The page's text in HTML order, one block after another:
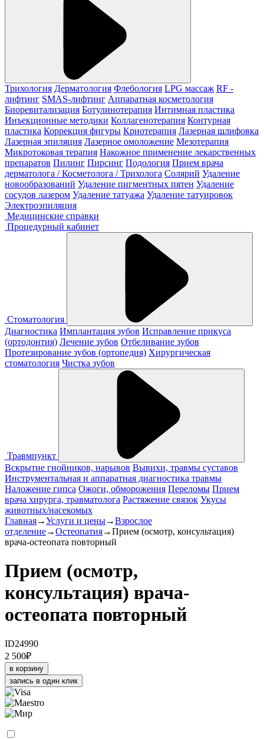
Трихология Дерматология Флебология LPG массаж RF -
лифтинг SMAS-лифтинг Аппаратная косметология
Биоревитализация Ботулинотерапия Интимная пластика
Инъекционные методики Коллагенотерапия Контурная
пластика Коррекция фигуры Криотерапия Лазерная шлифовка
Лазерная эпиляция Лазерное омоложение Мезотерапия
Микротоковая терапия Накожное применение лекарственных
препаратов Пилинг Пирсинг Подология Прием врача
дерматолога / Косметолога / Трихолога Солярий Удаление
новообразований Удаление пигментных пятен Удаление
сосудов лазером Удаление татуажа Удаление татуировок
Электроэпиляция
Медицинские справки
Процедурный кабинет
Стоматология
Диагностика Имплантация зубов Исправление прикуса
(ортодонтия) Лечение зубов Отбеливание зубов
Протезирование зубов (ортопедия) Хирургическая
стоматология Чистка зубов
Травмпункт
Вскрытие гнойников, нарывов Вывихи, травмы суставов
Инструментальная и аппаратная диагностика травмы
Наложение гипса Ожоги, обморожения Переломы Прием
врача хирурга, травматолога Растяжение связок Укусы
животных/насекомых
Главная→Услуги и цены→Взрослое
отделение→Остеопатия→Прием (осмотр, консультация)
врача-остеопата повторный
Прием (осмотр,
консультация) врача-
остеопата повторный
ID24990
2 500₽
в корзину
запись в один клик